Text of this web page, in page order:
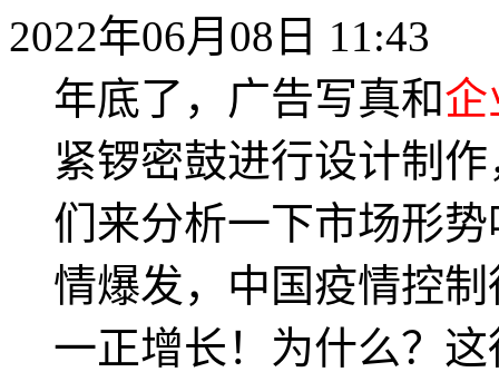
2022年06月08日 11:43
年底了，广告写真和企
紧锣密鼓进行设计制
们来分析一下市场形
情爆发，中国疫情控
一正增长！为什么？